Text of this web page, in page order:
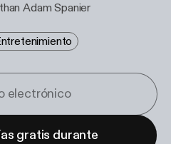
Adam Spanier
gratis durante